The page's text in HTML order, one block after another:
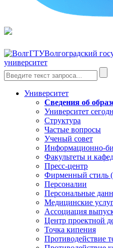
Волгоградский
университет
Университет
Сведения об
Университет
Структура
Частые вопросы
Ученый совет
Информационно-
Факультеты и
Пресс-центр
Фирменный стиль
Персоналии
Персональные
Медицинские
Ассоциация
Центр проектной
Точка кипения
Противодействие